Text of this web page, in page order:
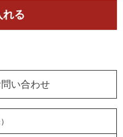
れる
い合わせ